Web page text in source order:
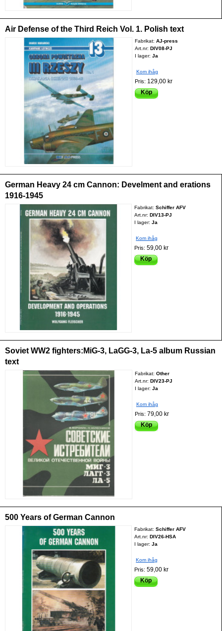
Air Defense of the Third Reich Vol. 1. Polish text
Fabrikat: AJ-press
Art.nr: DIV08-PJ
I lager: Ja
Kom ihåg
Pris: 129,00 kr
Köp
German Heavy 24 cm Cannon: Develment and erations
1916-1945
Fabrikat:Schiffer AFV
Art.nr:DIV13-PJ
I lager: Ja
Kom ihåg
Pris:59,00 kr
Köp
Soviet WW2 fighters:MiG-3, LaGG-3, La-5 album Russian
text
Fabrikat: Other
Art.nr: DIV23-PJ
I lager: Ja
Kom ihåg
Pris: 79,00 kr
Köp
500 Years of German Cannon
Fabrikat:Schiffer AFV
Art.nr:DIV26-HSA
I lager: Ja
Kom ihåg
Pris:59,00 kr
Köp